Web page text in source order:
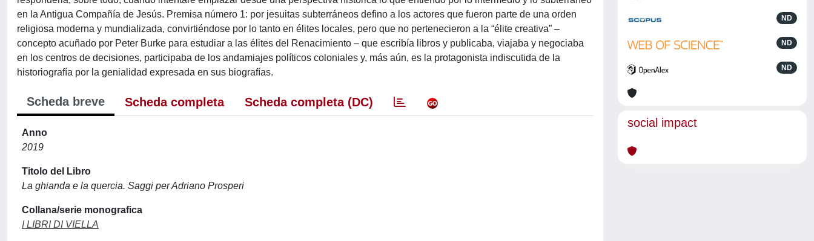
en la Antigua Compañía de Jesús. Premisa número 1: por jesuitas subterráneos defino a los actores que fueron parte de una orden
religiosa moderna y mundializada, convirtiéndose por lo tanto en élites locales, pero que no pertenecieron a la “élite creativa” –
concepto acuñado por Peter Burke para estudiar a las élites del Renacimiento – que escribía libros y publicaba, viajaba y negociaba
en los centros de decisiones, participaba de los andamiajes políticos coloniales y, más aún, es la protagonista indiscutida de la
historiografía por la genialidad expresada en sus biografías.
Scheda breve Scheda completa Scheda completa (DC)
Anno
2019
Titolo del Libro
La ghianda e la quercia. Saggi per Adriano Prosperi
Collana/serie monografica
I LIBRI DI VIELLA
ND
ND
ND
social impact